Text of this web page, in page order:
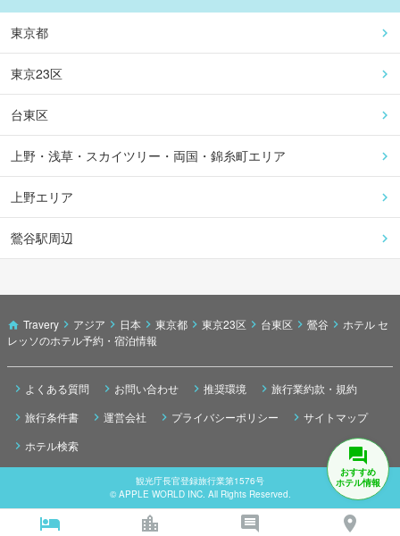
東京都
東京23区
台東区
上野・浅草・スカイツリー・両国・錦糸町エリア
上野エリア
鶯谷駅周辺
Travery アジア 日本 東京都 東京23区 台東区 鶯谷
ホテル セ
レッソのホテル予約・宿泊情報
よくある質問 お問い合わせ 推奨環境
旅行業約款・規約
旅行条件書
運営会社 プライバシーポリシー
サイトマップ
ホテル検索
観光庁長官登録旅行業第1576号
© APPLE WORLD INC. All Rights Reserved.
おすすめ
ホテル情報